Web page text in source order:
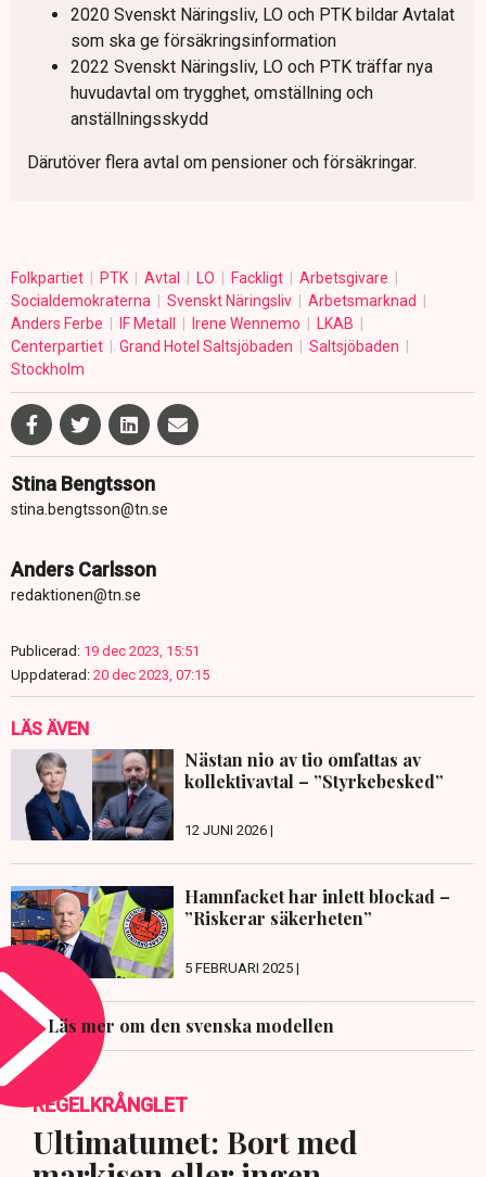
2020 Svenskt Näringsliv, LO och PTK bildar Avtalat
som ska ge försäkringsinformation
2022 Svenskt Näringsliv, LO och PTK träffar nya
huvudavtal om trygghet, omställning och
anställningsskydd
Därutöver flera avtal om pensioner och försäkringar.
Folkpartiet PTK Avtal LO Fackligt
Arbetsgivare
Socialdemokraterna
Svenskt Näringsliv
Arbetsmarknad
Anders Ferbe
IF Metall Irene Wennemo
LKAB
Centerpartiet
Grand Hotel Saltsjöbaden
Saltsjöbaden
Stockholm
Stina Bengtsson
stina.bengtsson@tn.se
Anders Carlsson
redaktionen@tn.se
Publicerad: 19 dec 2023, 15:51
Uppdaterad: 20 dec 2023, 07:15
LÄS ÄVEN
Nästan nio av tio omfattas av
kollektivavtal – ”Styrkebesked”
12 JUNI 2026 |
Hamnfacket har inlett blockad –
”Riskerar säkerheten”
5 FEBRUARI 2025 |
Läs mer om den svenska modellen
REGELKRÅNGLET
Ultimatumet: Bort med